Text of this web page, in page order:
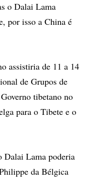
o Dalai Lama
por isso a China é
assistiria de 11 a 14
de Grupos de
tibetano no
para o Tibete e o
Dalai Lama poderia
da Bélgica